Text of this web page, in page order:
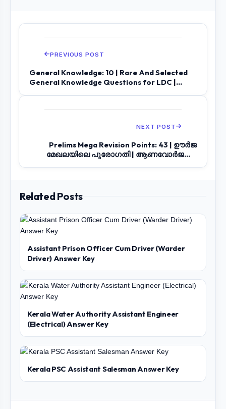
PREVIOUS POST
General Knowledge: 10 | Rare And Selected
General Knowledge Questions for LDC |...
NEXT POST
Prelims Mega Revision Points: 43 | ഊർജ
മേഖലയിലെ പുരോഗതി | ആണവോർജവും
Related Posts
Assistant Prison Officer Cum Driver (Warder
Driver) Answer Key
Kerala Water Authority Assistant Engineer
(Electrical) Answer Key
Kerala PSC Assistant Salesman Answer Key